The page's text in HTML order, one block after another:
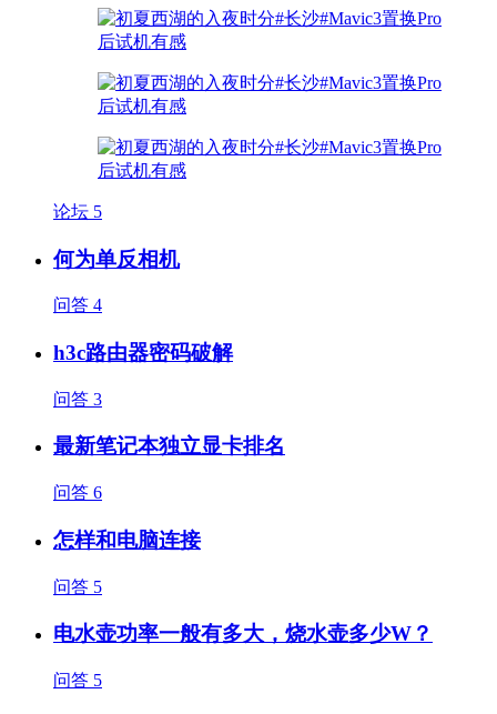
论坛 5
何为单反相机
问答 4
h3c路由器密码破解
问答 3
最新笔记本独立显卡排名
问答 6
怎样和电脑连接
问答 5
电水壶功率一般有多大，烧水壶多少W？
问答 5